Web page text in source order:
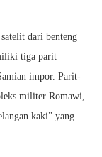
dari benteng
tiga parit
impor. Parit-
militer Romawi,
kaki” yang